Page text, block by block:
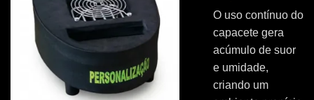
O uso contínuo do
capacete gera
acúmulo de suor
e umidade,
criando um